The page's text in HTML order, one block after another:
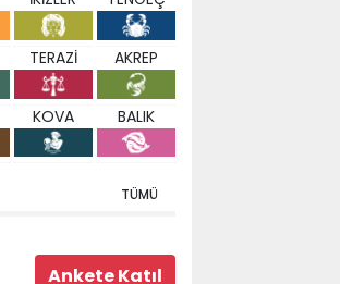
TERAZİ AKREP
KOVA BALIK
TÜMÜ